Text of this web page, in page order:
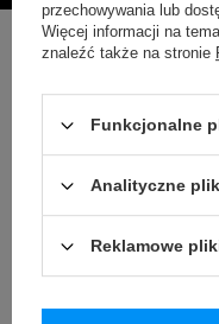
przechowywania lub
Więcej informacji na
znaleźć także na stronie
Funkcjonalne
Analityczne
Reklamowe